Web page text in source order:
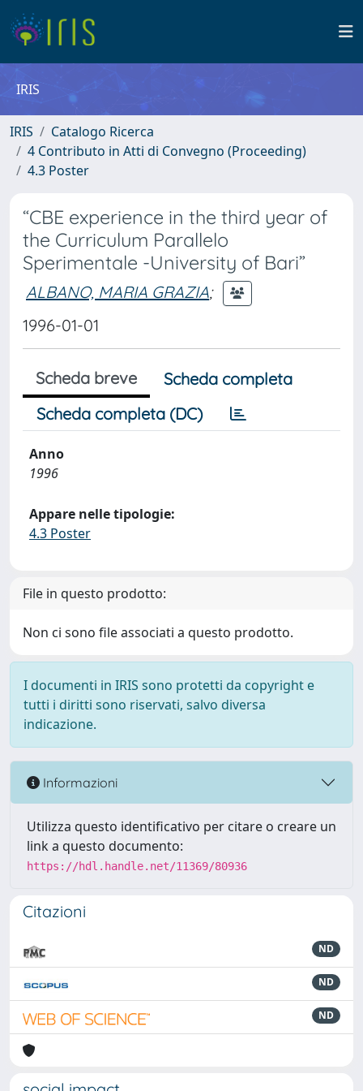
IRIS
IRIS
Catalogo Ricerca
4 Contributo in Atti di Convegno (Proceeding)
4.3 Poster
“CBE experience in the third year of
the Curriculum Parallelo
Sperimentale -University of Bari”
ALBANO, MARIA GRAZIA;
1996-01-01
Scheda breve
Scheda completa
Scheda completa (DC)
Anno
1996
Appare nelle tipologie:
4.3 Poster
File in questo prodotto:
Non ci sono file associati a questo prodotto.
I documenti in IRIS sono protetti da copyright e
tutti i diritti sono riservati, salvo diversa
indicazione.
Informazioni
Utilizza questo identificativo per citare o creare un
link a questo documento:
https://hdl.handle.net/11369/80936
Citazioni
ND
ND
ND